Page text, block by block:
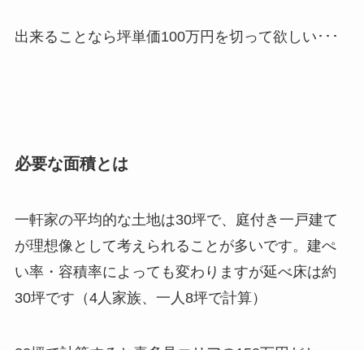
出来ることなら坪単価100万円を切って欲しい･･･
必要な面積とは
一軒家の平均的な土地は30坪で、庭付き一戸建て
が理想像として考えられることが多いです。建ぺ
い率・容積率によっても変わりますが延べ床は約
30坪です（4人家族、一人8坪で計算）